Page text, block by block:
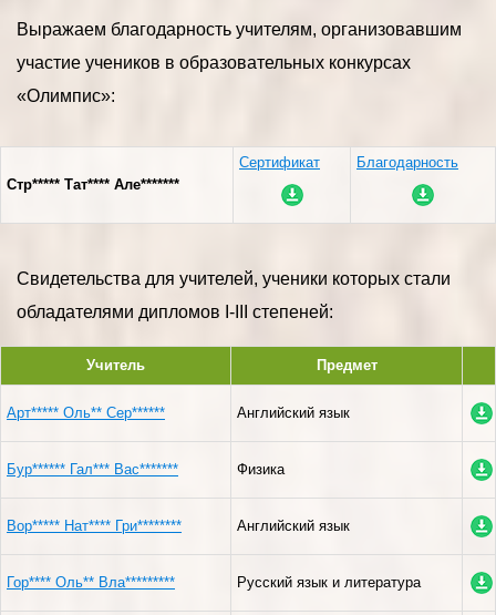
Выражаем благодарность учителям, организовавшим
участие учеников в образовательных конкурсах
«Олимпис»:
Стр***** Тат**** Але*******
Сертификат Благодарность
Свидетельства для учителей, ученики которых стали
обладателями дипломов I-III степеней:
Учитель Предмет
Арт***** Оль** Сер****** Английский язык
Бур****** Гал*** Вас******* Физика
Вор***** Нат**** Гри******** Английский язык
Гор**** Оль** Вла********* Русский язык и литература